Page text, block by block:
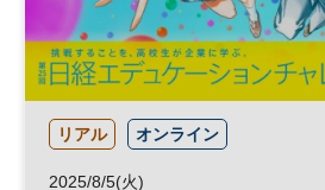
リアル オンライン
2025/8/5(火)